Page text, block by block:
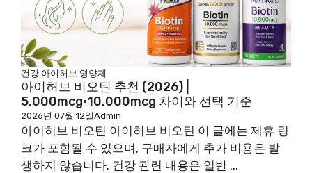
건강 아이허브 영양제
아이허브 비오틴 추천 (2026) |
5,000mcg·10,000mcg 차이와 선택 기준
2026년 07월 12일Admin
아이허브 비오틴 아이허브 비오틴 이 글에는 제휴 링
크가 포함될 수 있으며, 구매자에게 추가 비용은 발
생하지 않습니다. 건강 관련 내용은 일반 ...